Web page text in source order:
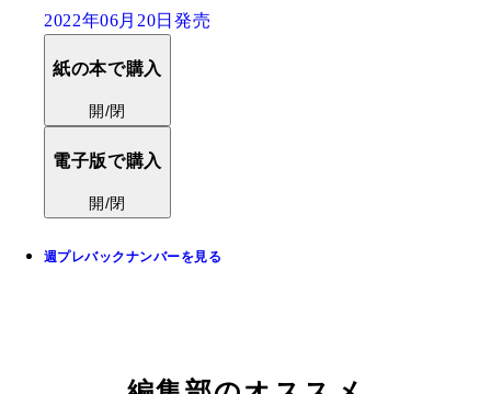
2022年06月20日発売
紙の本で購入
開/閉
電子版で購入
開/閉
週プレバックナンバーを見る